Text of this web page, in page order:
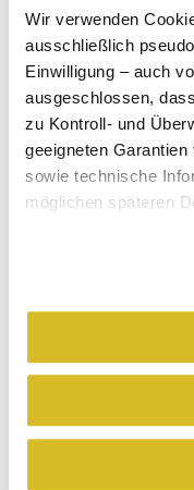
Wir verwenden
ausschließlich
Einwilligung – auch
ausgeschlossen,
zu Kontroll- und
geeigneten
sowie technische
möglichen späteren